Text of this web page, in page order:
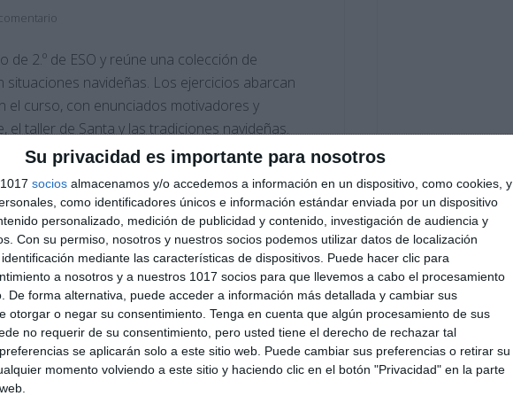
Su privacidad es importante para nosotros
socios almacenamos y/o accedemos a información en un dispositivo, como cookies, y
como identificadores únicos e información estándar enviada por un dispositivo
personalizado, medición de publicidad y contenido, investigación de audiencia y
Con su permiso, nosotros y nuestros socios podemos utilizar datos de localización
mediante las características de dispositivos. Puede hacer clic para
a nosotros y a nuestros 1017 socios para que llevemos a cabo el procesamiento
De forma alternativa, puede acceder a información más detallada y cambiar sus
otorgar o negar su consentimiento. Tenga en cuenta que algún procesamiento de sus
no requerir de su consentimiento, pero usted tiene el derecho de rechazar tal
se aplicarán solo a este sitio web. Puede cambiar sus preferencias o retirar su
momento volviendo a este sitio y haciendo clic en el botón "Privacidad" en la parte
2.º de ESO y reúne una colección de
navideñas. Los ejercicios abarcan
curso, con enunciados motivadores y
taller de Santa y las tradiciones navideñas.
matemática ,ecuaciones,Educación ,educación
, Geometría,matemáticas,medidas,Navidad ,
,razonamiento,RECURSOS,recursos